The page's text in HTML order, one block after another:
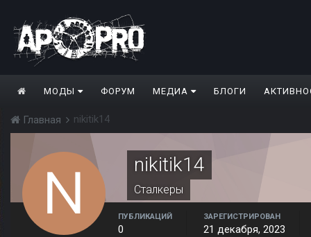
МОДЫ ФОРУМ МЕДИА БЛОГИ
Главная nikitik14
nikitik14
Сталкеры
ПУБЛИКАЦИЙ
0
ЗАРЕГИСТРИРОВАН
21 декабря, 2023